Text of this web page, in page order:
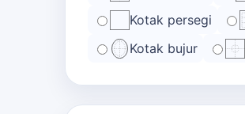
Kotak persegi
Kotak bujur